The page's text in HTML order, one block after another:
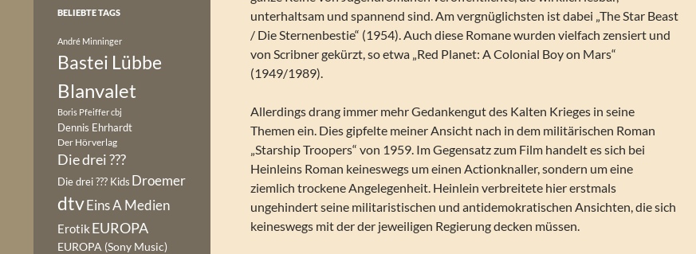
unterhaltsam und spannend sind. Am vergnüglichsten ist dabei „The Star Beast
/ Die Sternenbestie“ (1954). Auch diese Romane wurden vielfach zensiert und
von Scribner gekürzt, so etwa „Red Planet: A Colonial Boy on Mars“
(1949/1989).
Allerdings drang immer mehr Gedankengut des Kalten Krieges in seine
Themen ein. Dies gipfelte meiner Ansicht nach in dem militärischen Roman
„Starship Troopers“ von 1959. Im Gegensatz zum Film handelt es sich bei
Heinleins Roman keineswegs um einen Actionknaller, sondern um eine
ziemlich trockene Angelegenheit. Heinlein verbreitete hier erstmals
ungehindert seine militaristischen und antidemokratischen Ansichten, die sich
keineswegs mit der der jeweiligen Regierung decken müssen.
BELIEBTE TAGS
André Minninger
Bastei Lübbe
Blanvalet
Boris Pfeiffercbj
Dennis Ehrhardt
Der Hörverlag
Die drei ???
Die drei ??? Kids Droemer
dtvEins A Medien
Erotik EUROPA
EUROPA (Sony Music)